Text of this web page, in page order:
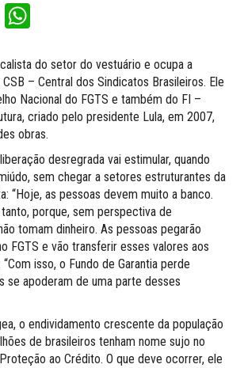
Threads
do setor do vestuário e ocupa a
– Central dos Sindicatos Brasileiros. Ele
Nacional do FGTS e também do FI –
criado pelo presidente Lula, em 2007,
obras.
desregrada vai estimular, quando
sem chegar a setores estruturantes da
“Hoje, as pessoas devem muito a banco.
porque, sem perspectiva de
tomam dinheiro. As pessoas pegarão
FGTS e vão transferir esses valores aos
“Com isso, o Fundo de Garantia perde
se apoderam de uma parte desses
o endividamento crescente da população
de brasileiros tenham nome sujo no
ao Crédito. O que deve ocorrer, ele